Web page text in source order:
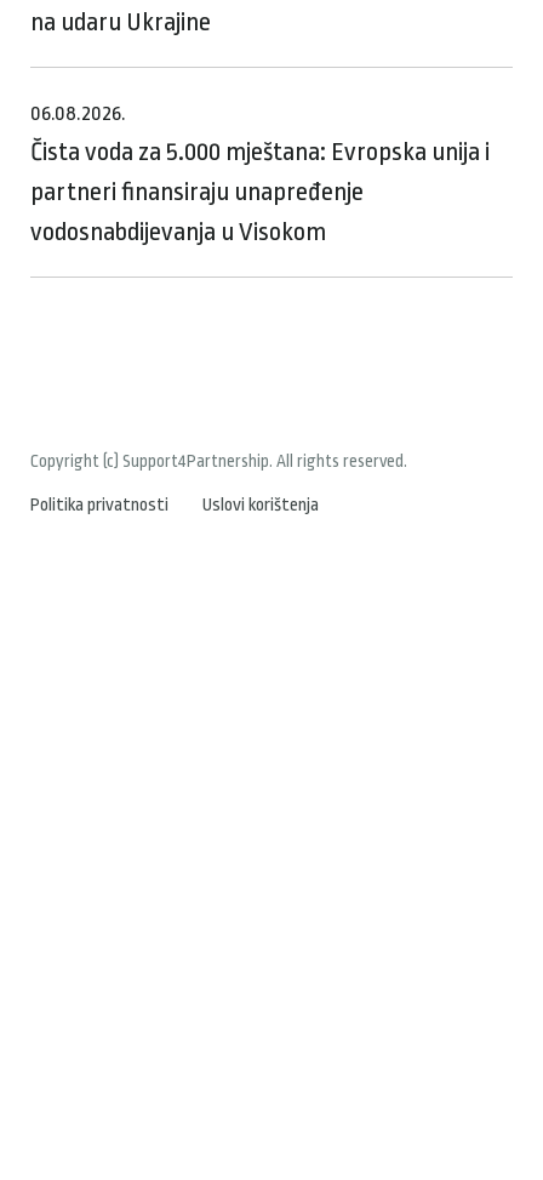
na udaru Ukrajine
06.08.2026.
Čista voda za 5.000 mještana: Evropska unija i
partneri finansiraju unapređenje
vodosnabdijevanja u Visokom
Copyright (c) Support4Partnership. All rights reserved.
Politika privatnosti Uslovi korištenja